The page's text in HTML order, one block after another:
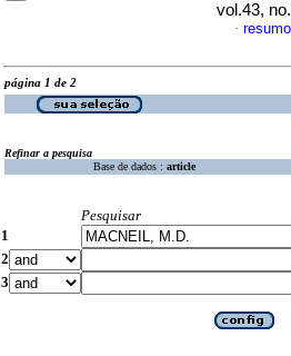
vol.43,
·
página 1 de 2
Refinar a pesquisa
Base de dados : article
Pesquisar
1
2
3